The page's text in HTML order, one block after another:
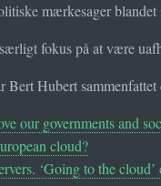
mærkesager
fokus på at være
Hubert sammenfattet
our governments and
cloud?
‘Going to the